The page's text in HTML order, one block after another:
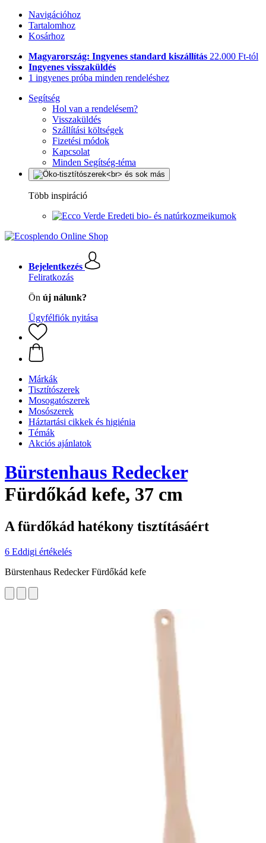
Navigációhoz
Tartalomhoz
Kosárhoz
Magyarország: Ingyenes standard kiszállítás 22.000 Ft-tól
Ingyenes visszaküldés
1 ingyenes próba minden rendeléshez
Segítség
Hol van a rendelésem?
Visszaküldés
Szállítási költségek
Fizetési módok
Kapcsolat
Minden Segítség-téma
Több inspiráció
Eredeti bio- és natúrkozmeikumok
Bejelentkezés
Feliratkozás
Ön új nálunk?
Ügyfélfiók nyitása
Márkák
Tisztítószerek
Mosogatószerek
Mosószerek
Háztartási cikkek és higiénia
Témák
Akciós ajánlatok
Bürstenhaus Redecker
Fürdőkád kefe, 37 cm
A fürdőkád hatékony tisztításáért
6 Eddigi értékelés
Bürstenhaus Redecker Fürdőkád kefe